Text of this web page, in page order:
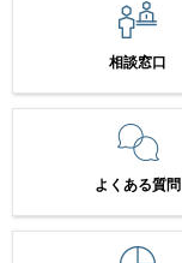
相談窓口
よくある質問